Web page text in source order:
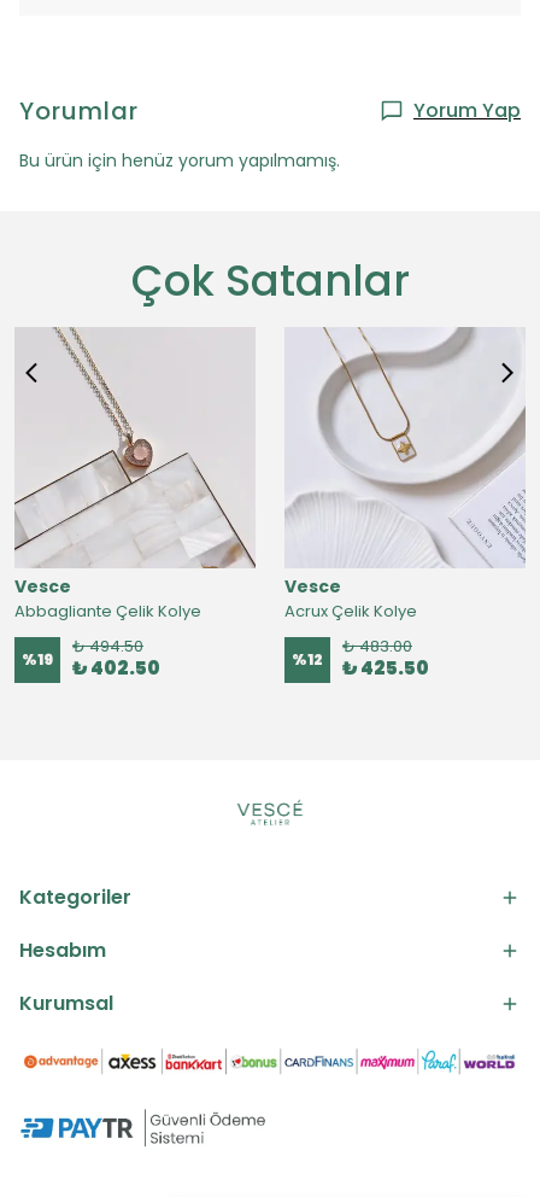
Yorumlar Yorum Yap
Bu ürün için henüz yorum yapılmamış.
Çok Satanlar
Vesce
Abbagliante Çelik Kolye
%19
₺ 494.50
₺ 402.50
Vesce
Acrux Çelik Kolye
%12
₺ 483.00
₺ 425.50
Kategoriler
Hesabım
Kurumsal